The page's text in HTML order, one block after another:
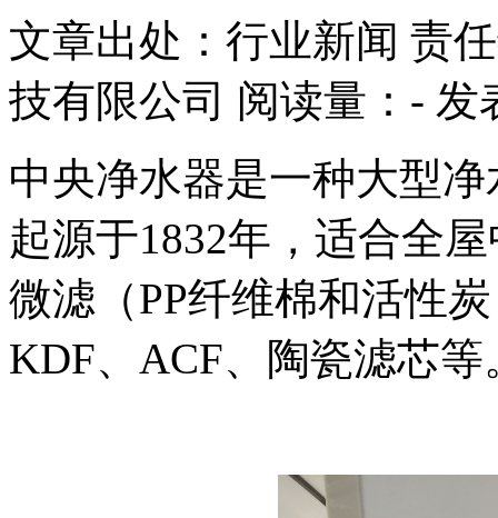
文章出处：行业新闻 责
技有限公司 阅读量： - 发
中央净水器是一种大型
起源于1832年，适合全
微滤（PP纤维棉和活性
KDF、ACF、陶瓷滤芯等